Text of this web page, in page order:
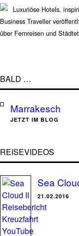
Luxuriöse Hotels,
Business Traveller
über Fernreisen und
BALD …
Marrakesch
JETZT IM BLOG
REISEVIDEOS
Sea
21.02.2016